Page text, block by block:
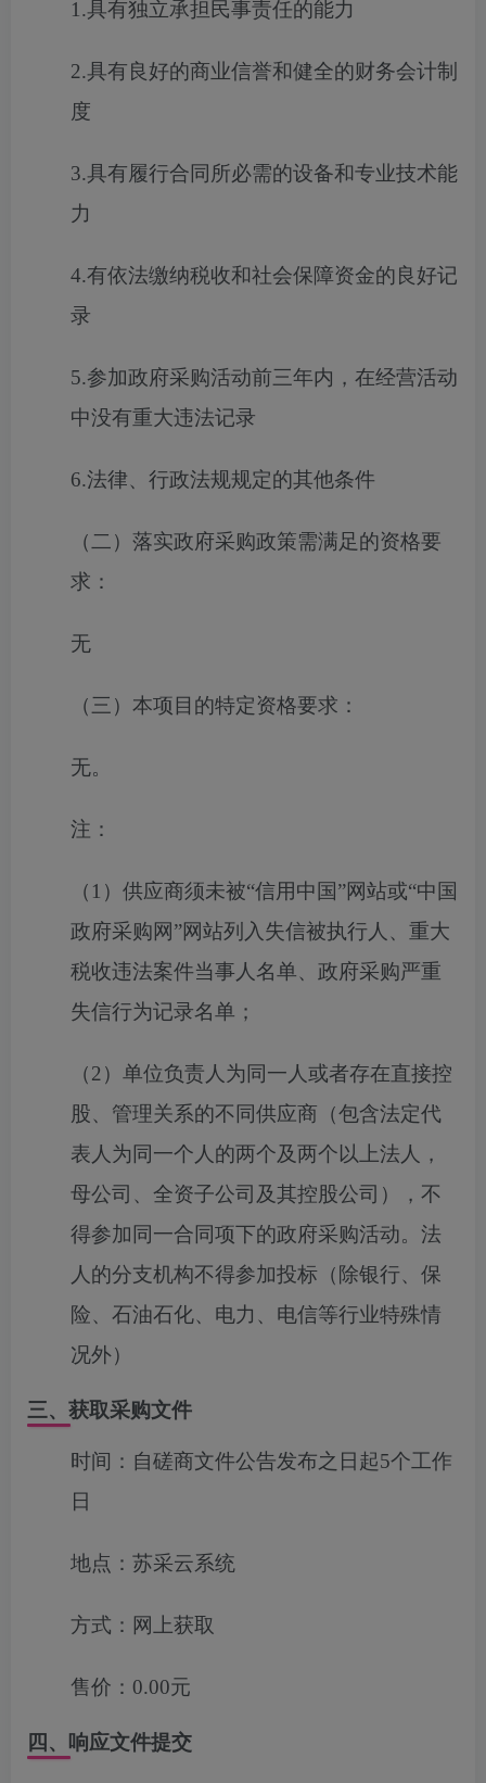
1.具有独立承担民事责任的能力
2.具有良好的商业信誉和健全的财务会计制
度
3.具有履行合同所必需的设备和专业技术能
力
4.有依法缴纳税收和社会保障资金的良好记
录
5.参加政府采购活动前三年内，在经营活动
中没有重大违法记录
6.法律、行政法规规定的其他条件
（二）落实政府采购政策需满足的资格要
求：
无
（三）本项目的特定资格要求：
无。
注：
（ 1）供应商须未被“信用中国”网站或“中国
政府采购网”网站列入失信被执行人、重大
税收违法案件当事人名单、政府采购严重
失信行为记录名单；
（2）单位负责人为同一人或者存在直接控
股、管理关系的不同供应商（包含法定代
表人为同一个人的两个及两个以上法人，
母公司、全资子公司及其控股公司），不
得参加同一合同项下的政府采购活动。法
人的分支机构不得参加投标（除银行、保
险、石油石化、电力、电信等行业特殊情
况外）
三、获取采购文件
时间： 自磋商文件公告发布之日起5个工作
日
地点： 苏采云系统
方式： 网上获取
售价： 0.00元
四、响应文件提交